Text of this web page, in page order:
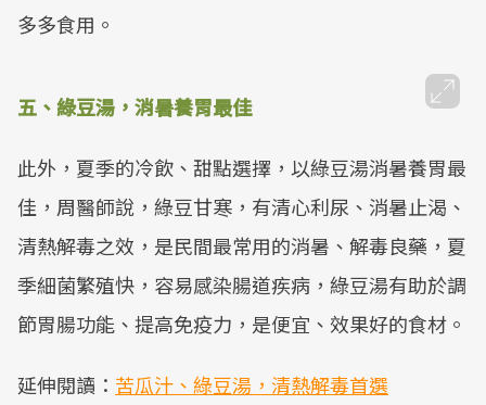
多多食用。
五、綠豆湯，消暑養胃最佳
此外，夏季的冷飲、甜點選擇，以綠豆湯消暑養胃最
佳，周醫師說，綠豆甘寒，有清心利尿、消暑止渴、
清熱解毒之效，是民間最常用的消暑、解毒良藥，夏
季細菌繁殖快，容易感染腸道疾病，綠豆湯有助於調
節胃腸功能、提高免疫力，是便宜、效果好的食材。
延伸閱讀： 苦瓜汁、綠豆湯，清熱解毒首選